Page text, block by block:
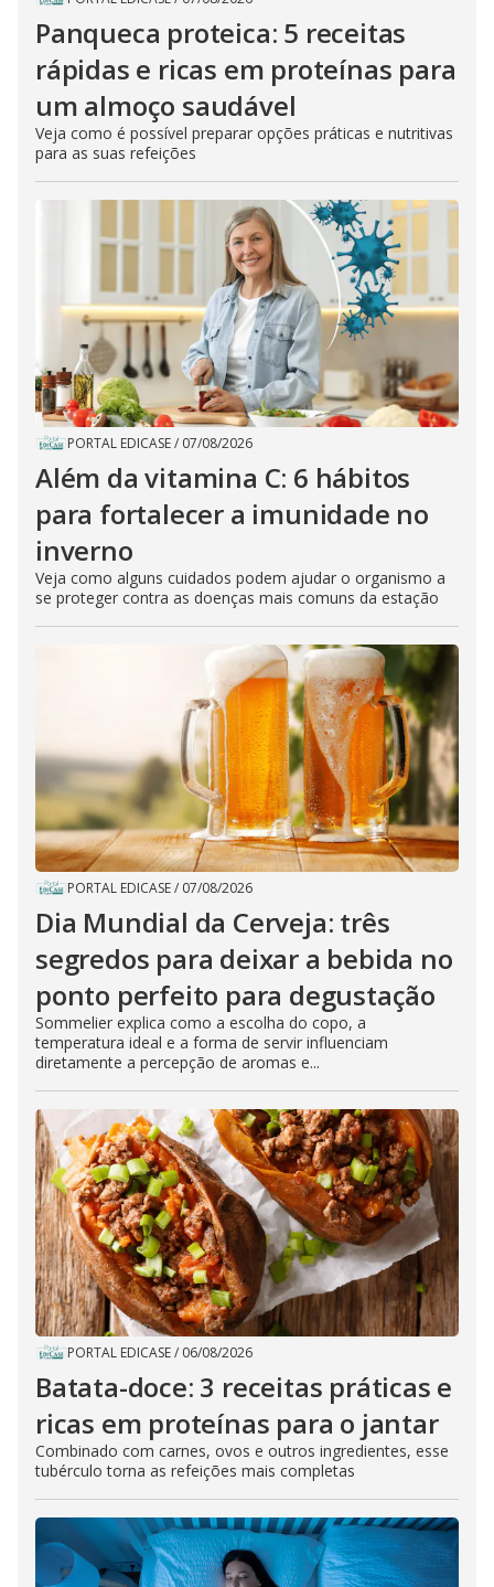
Panqueca proteica: 5 receitas
rápidas e ricas em proteínas para
um almoço saudável
Veja como é possível preparar opções práticas e nutritivas
para as suas refeições
PORTAL EDICASE/ 07/08/2026
Além da vitamina C: 6 hábitos
para fortalecer a imunidade no
inverno
Veja como alguns cuidados podem ajudar o organismo a
se proteger contra as doenças mais comuns da estação
PORTAL EDICASE/ 07/08/2026
Dia Mundial da Cerveja: três
segredos para deixar a bebida no
ponto perfeito para degustação
Sommelier explica como a escolha do copo, a
temperatura ideal e a forma de servir influenciam
diretamente a percepção de aromas e...
PORTAL EDICASE/ 06/08/2026
Batata-doce: 3 receitas práticas e
ricas em proteínas para o jantar
Combinado com carnes, ovos e outros ingredientes, esse
tubérculo torna as refeições mais completas